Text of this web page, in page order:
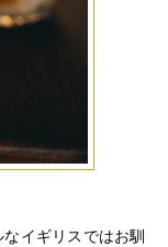
イギリスではお馴